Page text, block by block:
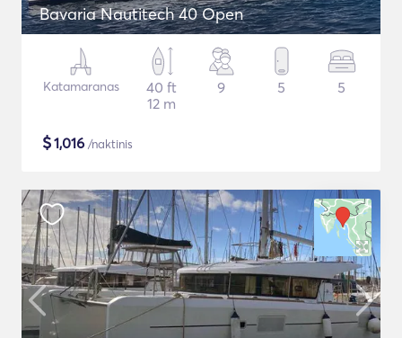
Bavaria Nautitech 40 Open
Katamaranas
40 ft
12 m
9 5 5
$1,016 /naktinis